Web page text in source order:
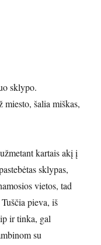
sklypo.
šalia miškas,
kartais akį į
sklypas,
vietos, tad
pieva, iš
ir tinka, gal
su